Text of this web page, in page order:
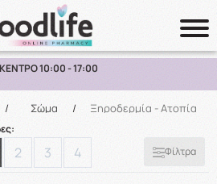
ΤΟ ΚΑΤΑΣΤΗΜΑ ΑΝΩ ΤΩΝ 10€
/ Σώμα / Ξηροδερμία - Ατοπία
2 3 4 Φίλτρα